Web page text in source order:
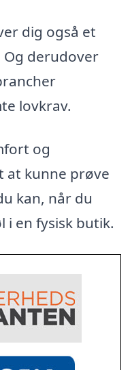
dig også et
derudover
lovkrav.
og
at kunne prøve
kan, når du
i en fysisk butik.